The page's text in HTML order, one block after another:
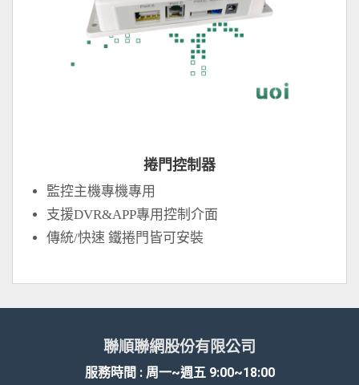
捲門控制器
監控主機專機專用
支援DVR&APP專用控制介面
傳統/快速 鐵捲門皆可安裝
聯順聯網股份有限公司
服務時間 : 周一~週五 9:00~18:00